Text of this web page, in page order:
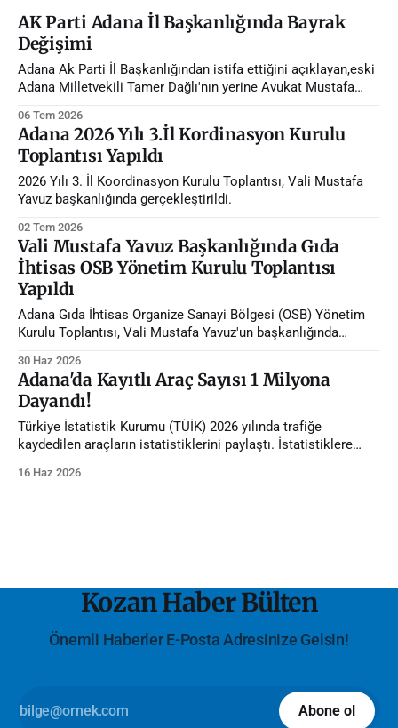
AK Parti Adana İl Başkanlığında Bayrak
Değişimi
Adana Ak Parti İl Başkanlığından istifa ettiğini açıklayan,eski
Adana Milletvekili Tamer Dağlı'nın yerine Avukat Mustafa
06 Tem 2026
Adana 2026 Yılı 3.İl Kordinasyon Kurulu
Toplantısı Yapıldı
2026 Yılı 3. İl Koordinasyon Kurulu Toplantısı, Vali Mustafa
Yavuz başkanlığında gerçekleştirildi.
02 Tem 2026
Vali Mustafa Yavuz Başkanlığında Gıda
İhtisas OSB Yönetim Kurulu Toplantısı
Yapıldı
Adana Gıda İhtisas Organize Sanayi Bölgesi (OSB) Yönetim
Kurulu Toplantısı, Vali Mustafa Yavuz'un başkanlığında
30 Haz 2026
Adana'da Kayıtlı Araç Sayısı 1 Milyona
Dayandı!
Türkiye İstatistik Kurumu (TÜİK) 2026 yılında trafiğe
kaydedilen araçların istatistiklerini paylaştı. İstatistiklere
16 Haz 2026
Kozan Haber Bülten
Önemli Haberler E-Posta Adresinize Gelsin!
Abone ol